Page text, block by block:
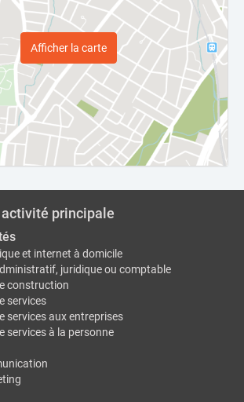
Afficher la carte
activité principale
et internet à domicile
juridique ou comptable
construction
services
services aux entreprises
services à la personne